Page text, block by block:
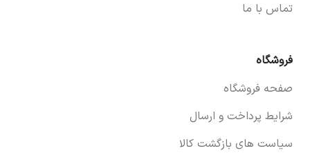
تماس با ما
فروشگاه
صفحه فروشگاه
شرایط پرداخت و ارسال
سیاست های بازگشت کالا